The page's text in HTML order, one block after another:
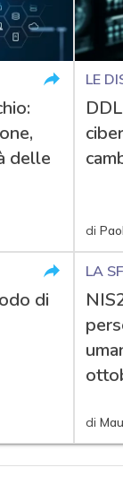
delle
LE
di
di
LA
di